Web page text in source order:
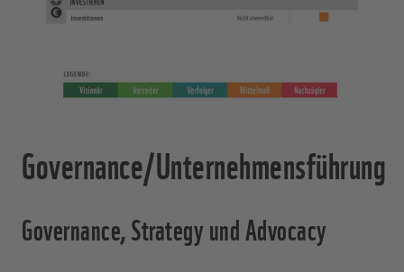
Governance/Unternehmensführung
Governance, Strategy und Advocacy